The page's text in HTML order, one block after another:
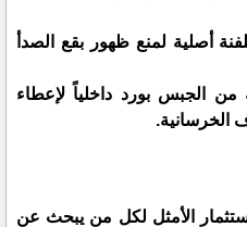
أصلية لمنع ظهور بقع الصدأ
من الجبس بورد داخلياً لإعطاء
الخرسانية.
الأمثل لكل من يبحث عن